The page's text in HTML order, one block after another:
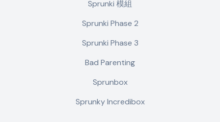
Sprunki 模組
Sprunki Phase 2
Sprunki Phase 3
Bad Parenting
Sprunbox
Sprunky Incredibox